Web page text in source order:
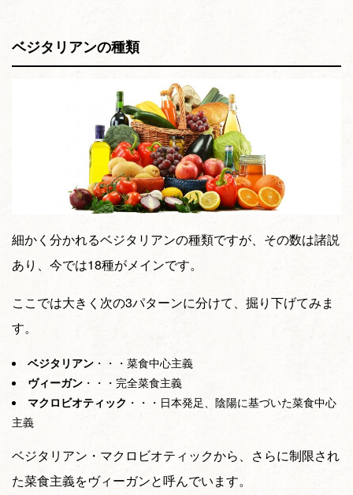
ベジタリアンの種類
細かく分かれるベジタリアンの種類ですが、その数は諸説
あり、今では18種がメインです。
ここでは大きく次の3パターンに分けて、掘り下げてみま
す。
ベジタリアン ・・・菜食中心主義
ヴィーガン ・・・完全菜食主義
マクロビオティック ・・・日本発足、陰陽に基づいた菜食中心
主義
ベジタリアン・マクロビオティックから、さらに制限され
た菜食主義をヴィーガンと呼んでいます。